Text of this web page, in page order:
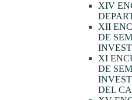
XIV
XII
DE
XI
DE
DEL